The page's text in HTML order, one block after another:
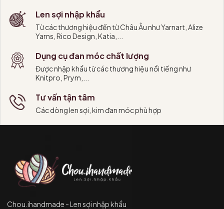
Len sợi nhập khẩu
Từ các thương hiệu đến từ Châu Âu như Yarnart, Alize
Yarns, Rico Design, Katia,...
Dụng cụ đan móc chất lượng
Được nhập khẩu từ các thương hiệu nổi tiếng như
Knitpro, Prym,...
Tư vấn tận tâm
Các dòng len sợi, kim đan móc phù hợp
Chou.ihandmade - Len sợi nhập khẩu